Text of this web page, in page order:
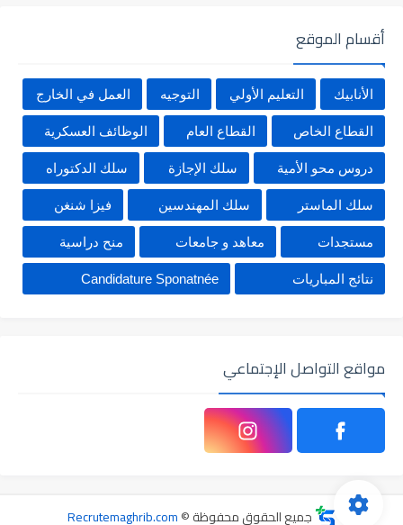
أقسام الموقع
الأنابيك التعليم الأولي التوجيه العمل في الخارج
القطاع الخاص القطاع العام الوظائف العسكرية
دروس محو الأمية سلك الإجازة سلك الدكتوراه
سلك الماستر سلك المهندسين فيزا شنغن
مستجدات معاهد و جامعات منح دراسية
نتائج المباريات Candidature Sponatnée
مواقع التواصل الإجتماعي
جميع الحقوق محفوظة ©Recrutemaghrib.com